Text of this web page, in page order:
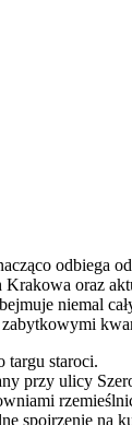
odbiega
oraz
niemal
targu staroci.
przy ulicy
spojrzenie na